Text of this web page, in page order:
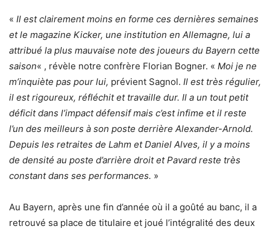
« Il est clairement moins en forme ces dernières semaines
et le magazine Kicker, une institution en Allemagne, lui a
attribué la plus mauvaise note des joueurs du Bayern cette
saison« , révèle notre confrère Florian Bogner. « Moi je ne
m’inquiète pas pour lui, prévient Sagnol. Il est très régulier,
il est rigoureux, réfléchit et travaille dur. Il a un tout petit
déficit dans l’impact défensif mais c’est infime et il reste
l’un des meilleurs à son poste derrière Alexander-Arnold.
Depuis les retraites de Lahm et Daniel Alves, il y a moins
de densité au poste d’arrière droit et Pavard reste très
constant dans ses performances. »
Au Bayern, après une fin d’année où il a goûté au banc, il a
retrouvé sa place de titulaire et joué l’intégralité des deux